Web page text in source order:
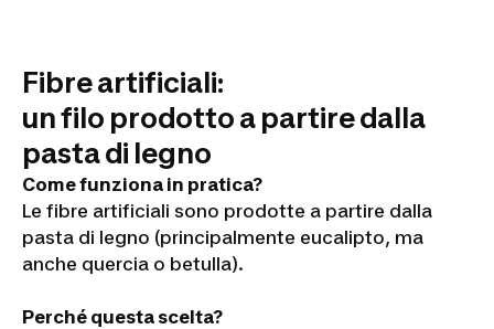
Fibre artificiali:
un filo prodotto a partire dalla
pasta di legno
Come funziona in pratica?
Le fibre artificiali sono prodotte a partire dalla
pasta di legno (principalmente eucalipto, ma
anche quercia o betulla).
Perché questa scelta?